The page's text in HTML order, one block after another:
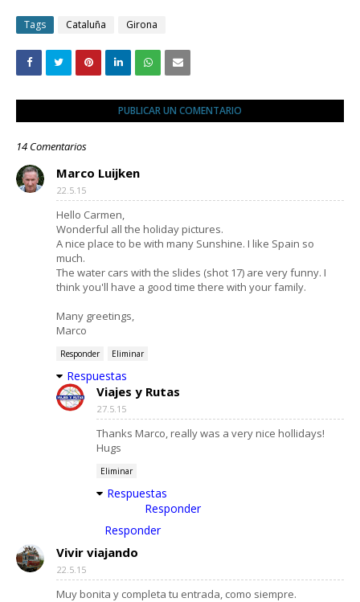
Tags Cataluña Girona
PUBLICAR UN COMENTARIO
14 Comentarios
Marco Luijken
22.5.15
Hello Carmen,
Wonderful all the holiday pictures.
A nice place to be with many Sunshine. I like Spain so
much.
The water cars with the slides (shot 17) are very funny. I
think you'll have a good time there with your family.
Many greetings,
Marco
Responder Eliminar
Respuestas
Viajes y Rutas
27.5.15
Thanks Marco, really was a very nice hollidays!
Hugs
Eliminar
Respuestas
Responder
Responder
Vivir viajando
22.5.15
Muy bonita y completa tu entrada, como siempre.